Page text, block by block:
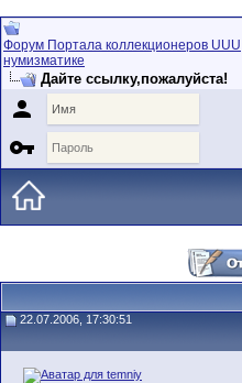
Форум Портала коллекционеров UUU
нумизматике
Дайте ссылку,пожалуйста!


22.07.2006, 17:30:51